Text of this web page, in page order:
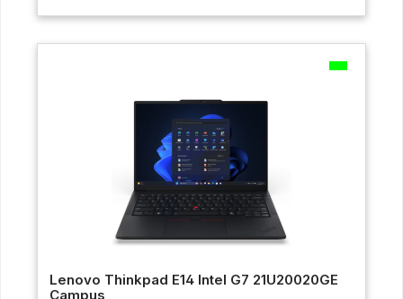
Lenovo Thinkpad E14 Intel G7 21U20020GE
Campus